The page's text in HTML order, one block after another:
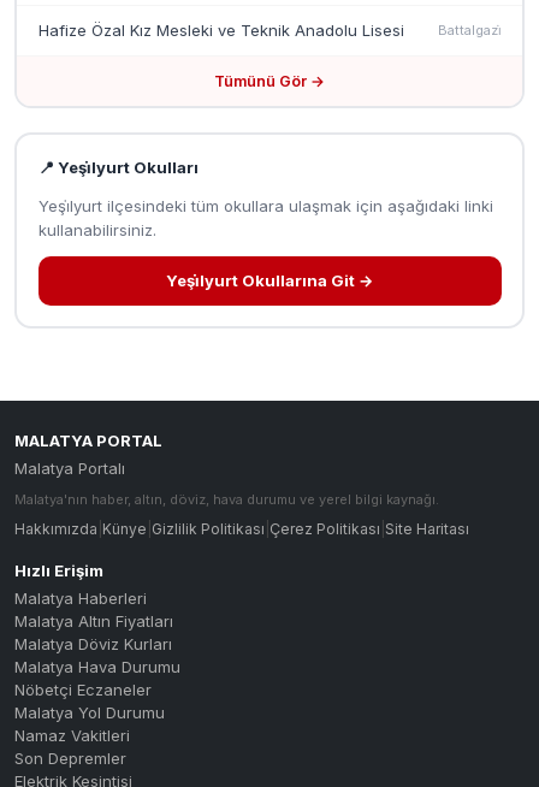
Hafize Özal Kız Mesleki ve Teknik Anadolu Lisesi Battalgazi̇
Tümünü Gör →
📍 Yeşi̇lyurt Okulları
Yeşi̇lyurt ilçesindeki tüm okullara ulaşmak için aşağıdaki linki
kullanabilirsiniz.
Yeşi̇lyurt Okullarına Git →
MALATYA PORTAL
Malatya Portalı
Malatya'nın haber, altın, döviz, hava durumu ve yerel bilgi kaynağı.
Hakkımızda Künye Gizlilik Politikası Çerez Politikası Site Haritası
Hızlı Erişim
Malatya Haberleri
Malatya Altın Fiyatları
Malatya Döviz Kurları
Malatya Hava Durumu
Nöbetçi Eczaneler
Malatya Yol Durumu
Namaz Vakitleri
Son Depremler
Elektrik Kesintisi